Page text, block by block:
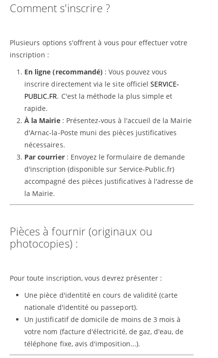
Comment s'inscrire ?
Plusieurs options s'offrent à vous pour effectuer votre
inscription :
En ligne (recommandé) : Vous pouvez vous
inscrire directement via le site officielSERVICE-
PUBLIC.FR. C'est la méthode la plus simple et
rapide.
À la Mairie: Présentez-vous à l'accueil de la Mairie
d'Arnac-la-Poste muni des pièces justificatives
nécessaires.
Par courrier: Envoyez le formulaire de demande
d'inscription (disponible sur Service-Public.fr)
accompagné des pièces justificatives à l'adresse de
la Mairie.
Pièces à fournir (originaux ou
photocopies) :
Pour toute inscription, vous devrez présenter :
Une pièce d'identité en cours de validité (carte
nationale d'identité ou passeport).
Un justificatif de domicile de moins de 3 mois à
votre nom (facture d'électricité, de gaz, d'eau, de
téléphone fixe, avis d'imposition...).